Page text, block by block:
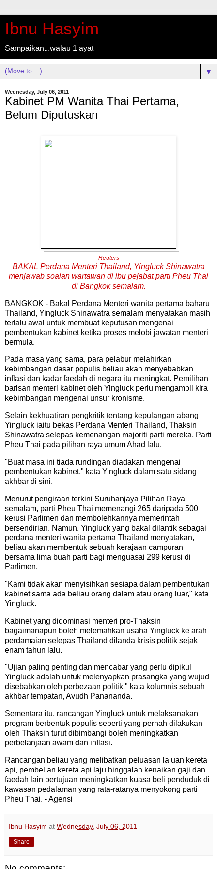
Ibnu Hasyim
Sampaikan...walau 1 ayat
▼
Wednesday, July 06, 2011
Kabinet PM Wanita Thai Pertama,
Belum Diputuskan
Reuters
BAKAL Perdana Menteri Thailand, Yingluck Shinawatra
menjawab soalan wartawan di ibu pejabat parti Pheu Thai
di Bangkok semalam.
BANGKOK - Bakal Perdana Menteri wanita pertama baharu
Thailand, Yingluck Shinawatra semalam menyatakan masih
terlalu awal untuk membuat keputusan mengenai
pembentukan kabinet ketika proses melobi jawatan menteri
bermula.
Pada masa yang sama, para pelabur melahirkan
kebimbangan dasar populis beliau akan menyebabkan
inflasi dan kadar faedah di negara itu meningkat. Pemilihan
barisan menteri kabinet oleh Yingluck perlu mengambil kira
kebimbangan mengenai unsur kronisme.
Selain kekhuatiran pengkritik tentang kepulangan abang
Yingluck iaitu bekas Perdana Menteri Thailand, Thaksin
Shinawatra selepas kemenangan majoriti parti mereka, Parti
Pheu Thai pada pilihan raya umum Ahad lalu.
"Buat masa ini tiada rundingan diadakan mengenai
pembentukan kabinet," kata Yingluck dalam satu sidang
akhbar di sini.
Menurut pengiraan terkini Suruhanjaya Pilihan Raya
semalam, parti Pheu Thai memenangi 265 daripada 500
kerusi Parlimen dan membolehkannya memerintah
bersendirian. Namun, Yingluck yang bakal dilantik sebagai
perdana menteri wanita pertama Thailand menyatakan,
beliau akan membentuk sebuah kerajaan campuran
bersama lima buah parti bagi menguasai 299 kerusi di
Parlimen.
"Kami tidak akan menyisihkan sesiapa dalam pembentukan
kabinet sama ada beliau orang dalam atau orang luar," kata
Yingluck.
Kabinet yang didominasi menteri pro-Thaksin
bagaimanapun boleh melemahkan usaha Yingluck ke arah
perdamaian selepas Thailand dilanda krisis politik sejak
enam tahun lalu.
"Ujian paling penting dan mencabar yang perlu dipikul
Yingluck adalah untuk melenyapkan prasangka yang wujud
disebabkan oleh perbezaan politik," kata kolumnis sebuah
akhbar tempatan, Avudh Panananda.
Sementara itu, rancangan Yingluck untuk melaksanakan
program berbentuk populis seperti yang pernah dilakukan
oleh Thaksin turut dibimbangi boleh meningkatkan
perbelanjaan awam dan inflasi.
Rancangan beliau yang melibatkan peluasan laluan kereta
api, pembelian kereta api laju hinggalah kenaikan gaji dan
faedah lain bertujuan meningkatkan kuasa beli penduduk di
kawasan pedalaman yang rata-ratanya menyokong parti
Pheu Thai. - Agensi
Ibnu Hasyim at Wednesday, July 06, 2011
Share